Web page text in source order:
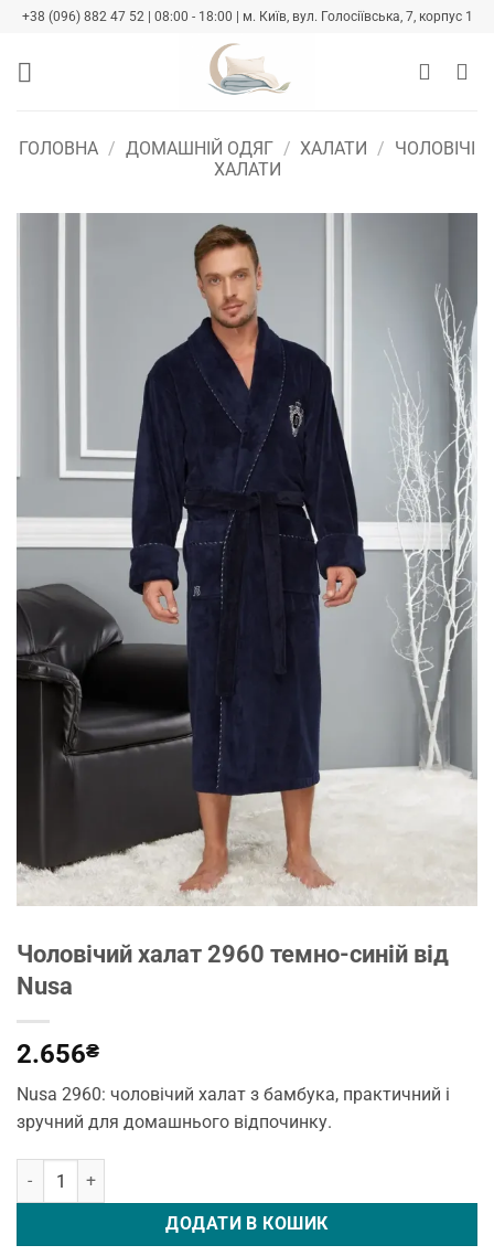
Skip
content
+38 (096) 882 47 52 | 08:00 - 18:00 | м. Київ, вул. Голосіївська, 7, корпус 1
ГОЛОВНА / ДОМАШНІЙ ОДЯГ / ХАЛАТИ / ЧОЛОВІЧІ
ХАЛАТИ
Чоловічий халат 2960 темно-синій від
Nusa
2.656₴
Nusa 2960: чоловічий халат з бамбука, практичний і
зручний для домашнього відпочинку.
Чоловічий халат 2960 темно-синій від Nusa кількість
ДОДАТИ В КОШИК